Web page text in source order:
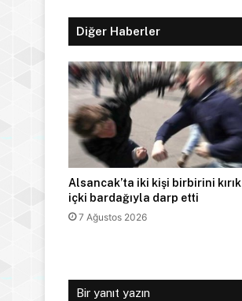
Diğer Haberler
Alsancak’ta iki kişi birbirini kırık
içki bardağıyla darp etti
7 Ağustos 2026
Bir yanıt yazın